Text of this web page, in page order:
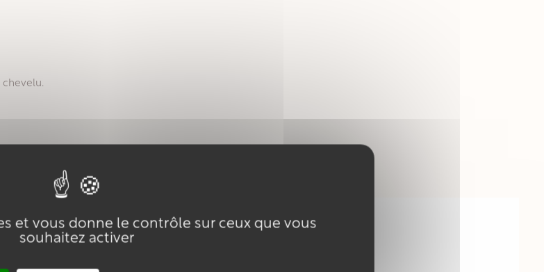
et vous donne le contrôle sur ceux que vous
souhaitez activer